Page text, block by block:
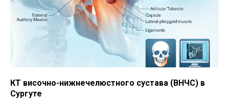
КТ височно-нижнечелюстного сустава (ВНЧС) в
Сургуте